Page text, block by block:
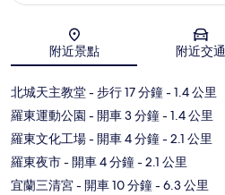
地圖
附近景點 附近交通
北城天主教堂- 步行 17 分鐘- 1.4 公里
羅東運動公園 - 開車 3 分鐘- 1.4 公里
羅東文化工場- 開車 4 分鐘- 2.1 公里
羅東夜市- 開車 4 分鐘- 2.1 公里
宜蘭三清宮- 開車 10 分鐘- 6.3 公里